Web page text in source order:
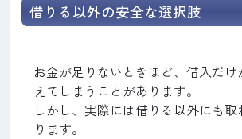
借りる以外の安全な選択肢
お金が足りないときほど、借入だ
えてしまうことがあります。
しかし、実際には借りる以外にも取
ります。